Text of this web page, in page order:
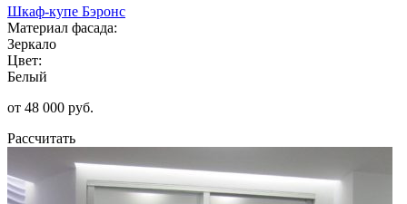
Шкаф-купе Бэронс
Материал фасада:
Зеркало
Цвет:
Белый
от 48 000 руб.
Рассчитать